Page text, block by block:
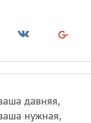
давняя,
нужная,